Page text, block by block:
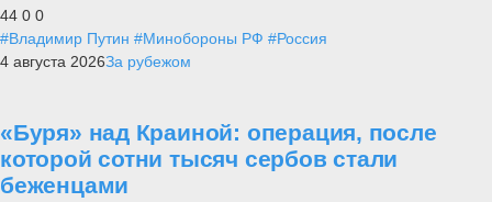
44 0 0
#Владимир Путин #Минобороны РФ #Россия
4 августа 2026За рубежом
«Буря» над Краиной: операция, после
которой сотни тысяч сербов стали
беженцами